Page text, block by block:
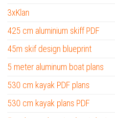
3xKlan
425 cm aluminium skiff PDF
45m skif design blueprint
5 meter aluminum boat plans
530 cm kayak PDF plans
530 cm kayak plans PDF